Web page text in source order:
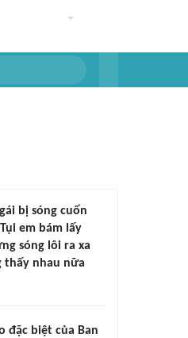
bị sóng cuốn
em bám lấy
sóng lôi ra xa
thấy nhau nữa
đặc biệt của Ban